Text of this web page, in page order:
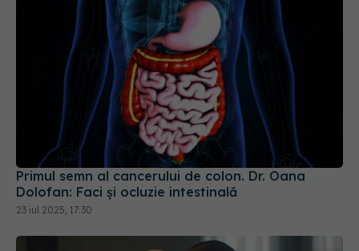
Primul semn al cancerului de colon. Dr. Oana
Dolofan: Faci și ocluzie intestinală
23 iul 2025, 17:30